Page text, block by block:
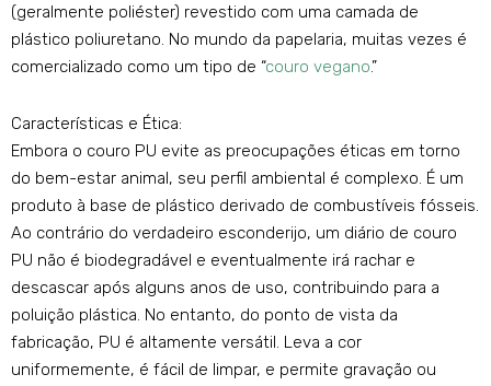
(geralmente poliéster) revestido com uma camada de
plástico poliuretano. No mundo da papelaria, muitas vezes é
comercializado como um tipo de “couro vegano.”
Características e Ética:
Embora o couro PU evite as preocupações éticas em torno
do bem-estar animal, seu perfil ambiental é complexo. É um
produto à base de plástico derivado de combustíveis fósseis.
Ao contrário do verdadeiro esconderijo, um diário de couro
PU não é biodegradável e eventualmente irá rachar e
descascar após alguns anos de uso, contribuindo para a
poluição plástica. No entanto, do ponto de vista da
fabricação, PU é altamente versátil. Leva a cor
uniformemente, é fácil de limpar, e permite gravação ou